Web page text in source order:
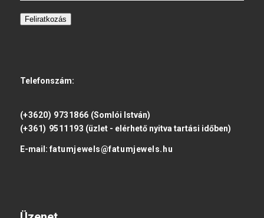
Feliratkozás
Telefonszám:
(+3620) 9731866 (Somlói István)
(+361) 9511193 (üzlet - elérhető nyitva tartási időben)
E-mail: fatumjewels@fatumjewels.hu